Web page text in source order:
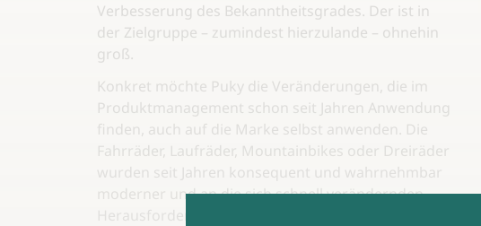
Verbesserung des Bekanntheitsgrades. Der ist in
der Zielgruppe – zumindest hierzulande – ohnehin
groß.
Konkret möchte Puky die Veränderungen, die im
Produktmanagement schon seit Jahren Anwendung
finden, auch auf die Marke selbst anwenden. Die
Fahrräder, Laufräder, Mountainbikes oder Dreiräder
wurden seit Jahren konsequent und wahrnehmbar
moderner und an die sich schnell verändernden